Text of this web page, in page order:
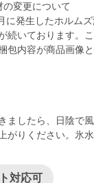
の変更について
に発生したホルム
続いております。
包内容が商品画像
ましたら、日陰で
がりください。氷
対応可